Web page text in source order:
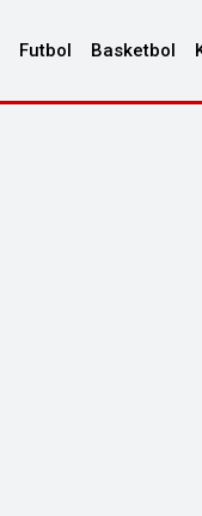
Futbol Basketbol